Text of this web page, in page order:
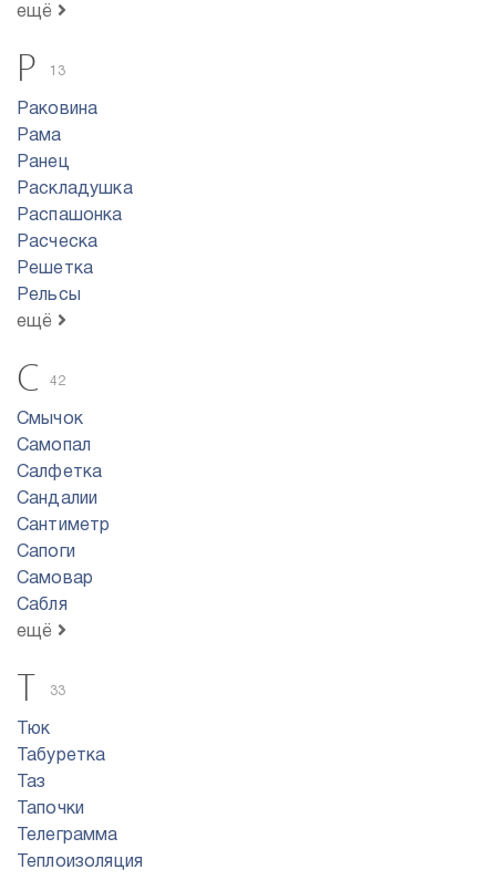
ещё
Р 13
Раковина
Рама
Ранец
Раскладушка
Распашонка
Расческа
Решетка
Рельсы
ещё
С 42
Смычок
Самопал
Салфетка
Сандалии
Сантиметр
Сапоги
Самовар
Сабля
ещё
Т 33
Тюк
Табуретка
Таз
Тапочки
Телеграмма
Теплоизоляция